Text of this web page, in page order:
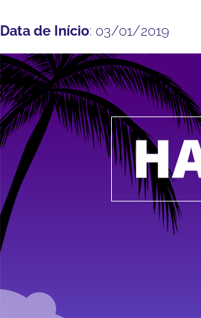
Data de Início: 03/01/2019